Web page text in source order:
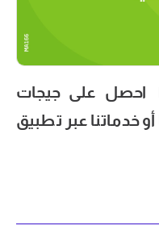
احصل على جيجات
خدماتنا عبر تطبيق